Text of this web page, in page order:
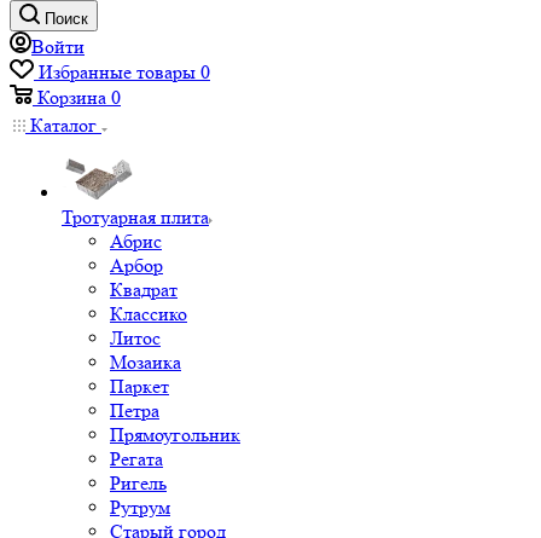
Поиск
Войти
Избранные товары 0
Корзина 0
Каталог
Тротуарная плита
Абрис
Арбор
Квадрат
Классико
Литос
Мозаика
Паркет
Петра
Прямоугольник
Регата
Ригель
Рутрум
Старый город